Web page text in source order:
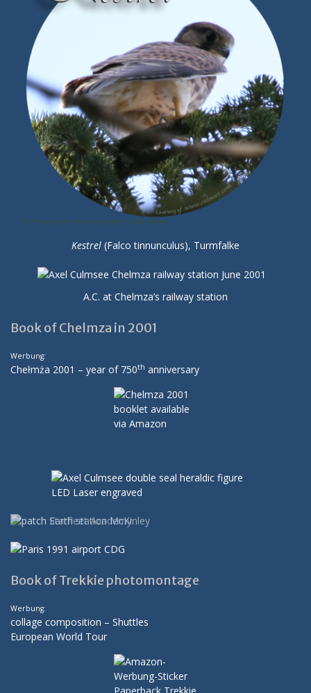
Kestrel (Falco tinnunculus), Turmfalke
A.C. at Chelmza’s railway station
Book of Chelmza in 2001
Werbung:
Chełmża 2001 – year of 750th anniversary
Book of Trekkie photomontage
Werbung:
collage composition – Shuttles
European World Tour